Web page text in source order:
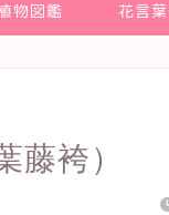
物図鑑 花言
藤袴）